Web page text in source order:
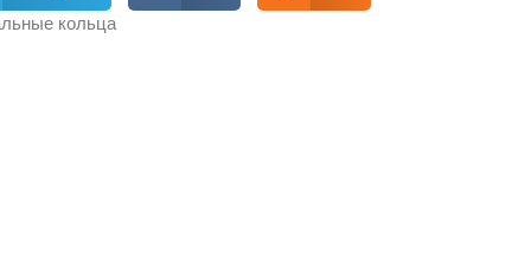
кольца